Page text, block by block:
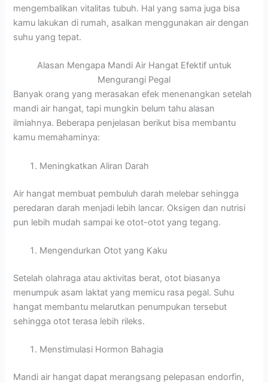
mengembalikan vitalitas tubuh. Hal yang sama juga bisa
kamu lakukan di rumah, asalkan menggunakan air dengan
suhu yang tepat.
Alasan Mengapa Mandi Air Hangat Efektif untuk
Mengurangi Pegal
Banyak orang yang merasakan efek menenangkan setelah
mandi air hangat, tapi mungkin belum tahu alasan
ilmiahnya. Beberapa penjelasan berikut bisa membantu
kamu memahaminya:
Meningkatkan Aliran Darah
Air hangat membuat pembuluh darah melebar sehingga
peredaran darah menjadi lebih lancar. Oksigen dan nutrisi
pun lebih mudah sampai ke otot-otot yang tegang.
Mengendurkan Otot yang Kaku
Setelah olahraga atau aktivitas berat, otot biasanya
menumpuk asam laktat yang memicu rasa pegal. Suhu
hangat membantu melarutkan penumpukan tersebut
sehingga otot terasa lebih rileks.
Menstimulasi Hormon Bahagia
Mandi air hangat dapat merangsang pelepasan endorfin,